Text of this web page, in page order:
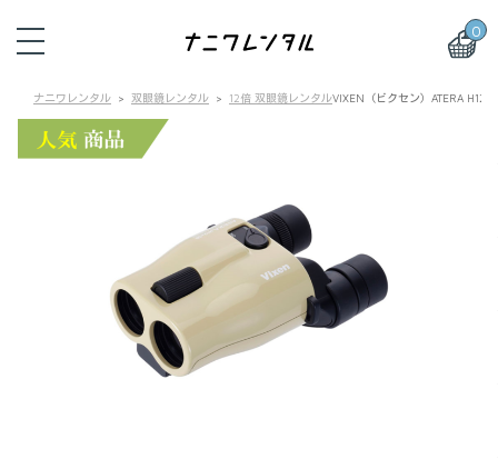
0
ナニワレンタル 双眼鏡レンタル 12倍 双眼鏡レンタルVIXEN（ビクセン）ATERA